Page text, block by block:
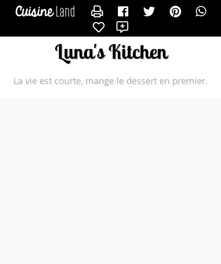
Luna's Kitchen
La vie est courte, mange le dessert en premier.
CONTACTER LUNA